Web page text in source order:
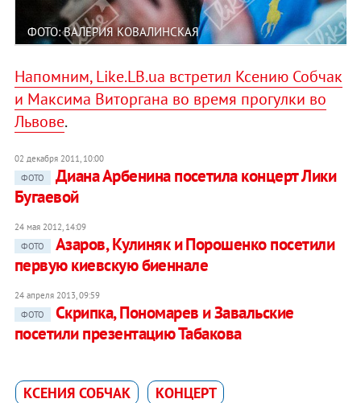
ФОТО: ВАЛЕРИЯ КОВАЛИНСКАЯ
Напомним, Like.LB.ua встретил Ксению Собчак
и Максима Виторгана во время прогулки во
Львове.
02 декабря 2011, 10:00
ФОТО
Диана Арбенина посетила концерт Лики
Бугаевой
24 мая 2012, 14:09
ФОТО
Азаров, Кулиняк и Порошенко посетили
первую киевскую биеннале
24 апреля 2013, 09:59
ФОТО
Скрипка, Пономарев и Завальские
посетили презентацию Табакова
КСЕНИЯ СОБЧАК
КОНЦЕРТ